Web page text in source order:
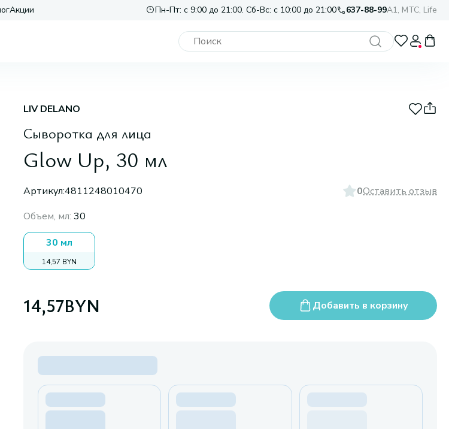
Акции Пн-Пт: с 9:00 до 21:00. Сб-Вс: с 10:00 до 21:00 637-88-99A1, МТС, Life
LIV DELANO
Сыворотка для лица
Glow Up, 30 мл
Артикул:4811248010470 0Оставить отзыв
Объем, мл: 30
30 мл
14,57 BYN
14,57BYN Добавить в корзину